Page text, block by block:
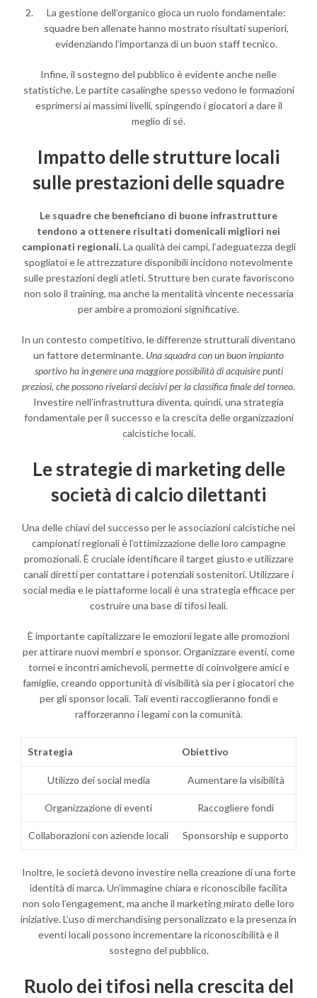
La gestione dell’organico gioca un ruolo fondamentale:
squadre ben allenate hanno mostrato risultati superiori,
evidenziando l’importanza di un buon staff tecnico.
Infine, il sostegno del pubblico è evidente anche nelle
statistiche. Le partite casalinghe spesso vedono le formazioni
esprimersi ai massimi livelli, spingendo i giocatori a dare il
meglio di sé.
Impatto delle strutture locali
sulle prestazioni delle squadre
Le squadre che beneficiano di buone infrastrutture
tendono a ottenere risultati domenicali migliori nei
campionati regionali.La qualità dei campi, l’adeguatezza degli
spogliatoi e le attrezzature disponibili incidono notevolmente
sulle prestazioni degli atleti. Strutture ben curate favoriscono
non solo il training, ma anche la mentalità vincente necessaria
per ambire a promozioni significative.
In un contesto competitivo, le differenze strutturali diventano
un fattore determinante. Una squadra con un buon impianto
sportivo ha in genere una maggiore possibilità di acquisire punti
preziosi, che possono rivelarsi decisivi per la classifica finale del torneo.
Investire nell’infrastruttura diventa, quindi, una strategia
fondamentale per il successo e la crescita delle organizzazioni
calcistiche locali.
Le strategie di marketing delle
società di calcio dilettanti
Una delle chiavi del successo per le associazioni calcistiche nei
campionati regionali è l’ottimizzazione delle loro campagne
promozionali. È cruciale identificare il target giusto e utilizzare
canali diretti per contattare i potenziali sostenitori. Utilizzare i
social media e le piattaforme locali è una strategia efficace per
costruire una base di tifosi leali.
È importante capitalizzare le emozioni legate alle promozioni
per attirare nuovi membri e sponsor. Organizzare eventi, come
tornei e incontri amichevoli, permette di coinvolgere amici e
famiglie, creando opportunità di visibilità sia per i giocatori che
per gli sponsor locali. Tali eventi raccoglieranno fondi e
rafforzeranno i legami con la comunità.
Strategia Obiettivo
Utilizzo dei social media Aumentare la visibilità
Organizzazione di eventi Raccogliere fondi
Collaborazioni con aziende locali Sponsorship e supporto
Inoltre, le società devono investire nella creazione di una forte
identità di marca. Un’immagine chiara e riconoscibile facilita
non solo l’engagement, ma anche il marketing mirato delle loro
iniziative. L’uso di merchandising personalizzato e la presenza in
eventi locali possono incrementare la riconoscibilità e il
sostegno del pubblico.
Ruolo dei tifosi nella crescita del